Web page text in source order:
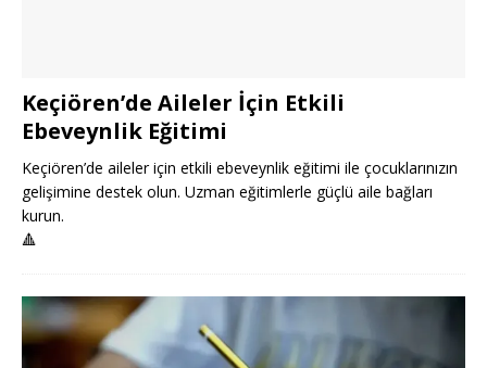
Keçiören’de Aileler İçin Etkili
Ebeveynlik Eğitimi
Keçiören’de aileler için etkili ebeveynlik eğitimi ile çocuklarınızın
gelişimine destek olun. Uzman eğitimlerle güçlü aile bağları
kurun.
🔺